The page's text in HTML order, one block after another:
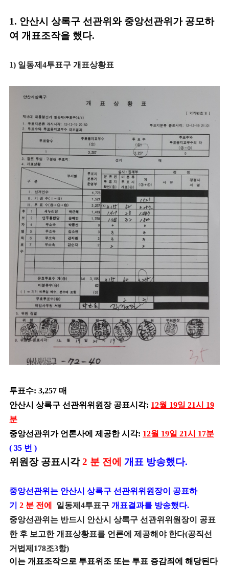
1. 안산시 상록구 선관위와 중앙선관위가 공모하
여 개표조작을 했다.
1) 일동제4투표구 개표상황표
투표수: 3,257 매
안산시 상록구 선관위위원장 공표시각: 12월 19일 21시 19
분
중앙선관위가 언론사에 제공한 시각: 12월 19일 21시 17분
( 35 번 )
위원장 공표시각2 분 전에 개표 방송했다.
중앙선관위는 안산시 상록구 선관위위원장이 공표하
기 2 분 전에 일동제4투표구 개표결과를 방송했다.
중앙선관위는 반드시 안산시 상록구 선관위위원장이 공표
한 후 보고한 개표상황표를 언론에 제공해야 한다(공직선
거법제178조3항)
이는 개표조작으로 투표위조 또는 투표 증감죄에 해당된다